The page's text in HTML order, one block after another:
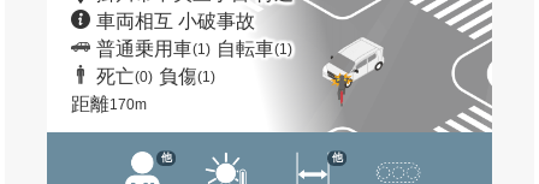
車両相互 小破事故
普通乗用車(1) 自転車(1)
死亡(0) 負傷(1)
距離170m
他 他